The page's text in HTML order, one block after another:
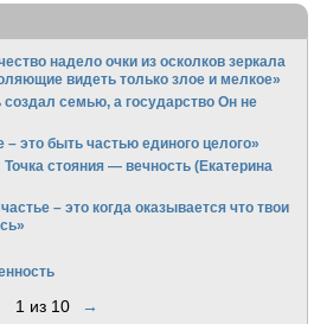
надело очки из осколков зеркала
видеть только злое и мелкое»
семью, а государство Он не
это быть частью единого целого»
стояния — вечность (Екатерина
– это когда оказывается что твои
1 из 10 →